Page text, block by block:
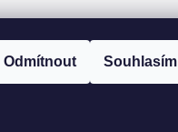
Odmítnout Souhlasím